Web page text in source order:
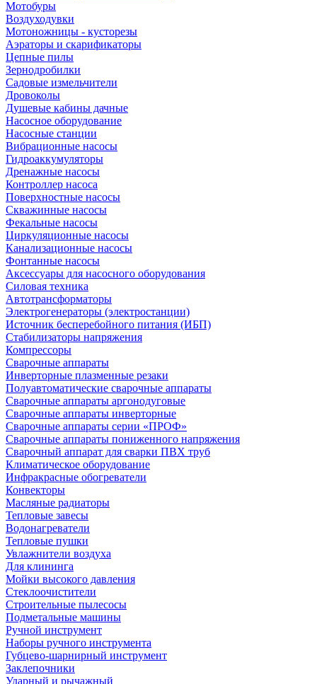
Мотобуры
Воздуходувки
Мотоножницы - кусторезы
Аэраторы и скарификаторы
Цепные пилы
Зернодробилки
Садовые измельчители
Дровоколы
Душевые кабины дачные
Насосное оборудование
Насосные станции
Вибрационные насосы
Гидроаккумуляторы
Дренажные насосы
Контроллер насоса
Поверхностные насосы
Скважинные насосы
Фекальные насосы
Циркуляционные насосы
Канализационные насосы
Фонтанные насосы
Аксессуары для насосного оборудования
Силовая техника
Автотрансформаторы
Электрогенераторы (электростанции)
Источник бесперебойного питания (ИБП)
Стабилизаторы напряжения
Компрессоры
Сварочные аппараты
Инверторные плазменные резаки
Полуавтоматические сварочные аппараты
Сварочные аппараты аргонодуговые
Сварочные аппараты инверторные
Сварочные аппараты серии «ПРОФ»
Сварочные аппараты пониженного напряжения
Сварочный аппарат для сварки ПВХ труб
Климатическое оборудование
Инфракрасные обогреватели
Конвекторы
Масляные радиаторы
Тепловые завесы
Водонагреватели
Тепловые пушки
Увлажнители воздуха
Для клининга
Мойки высокого давления
Стеклоочистители
Строительные пылесосы
Подметальные машины
Ручной инструмент
Наборы ручного инструмента
Губцево-шарнирный инструмент
Заклепочники
Ударный и рычажный